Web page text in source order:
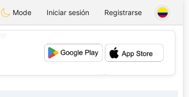
Mode Iniciar sesión Registrarse